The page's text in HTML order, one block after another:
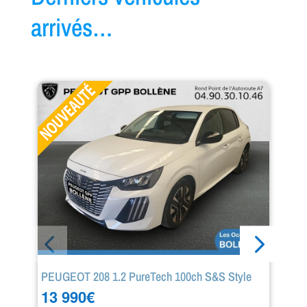
Hybride rechargeable :
Essence/Electrique
arrivés…
PEUGEOT 208 1.2 PureTech 100ch S&S Style
13 990€